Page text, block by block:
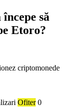
să
Etoro?
criptomonede
Ofiter 0